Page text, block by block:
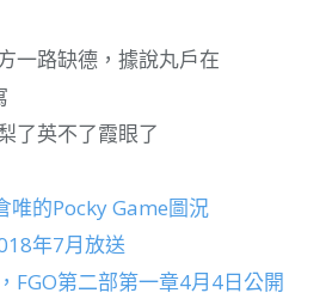
一路缺德，據說丸戶在
了英不了霞眼了
唯的Pocky Game圖況
年7月放送
FGO第二部第一章4月4日公開